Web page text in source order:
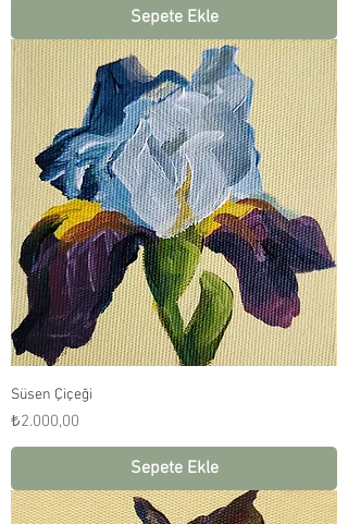
Sepete Ekle
Süsen Çiçeği
Fiyat
₺2.000,00
Sepete Ekle